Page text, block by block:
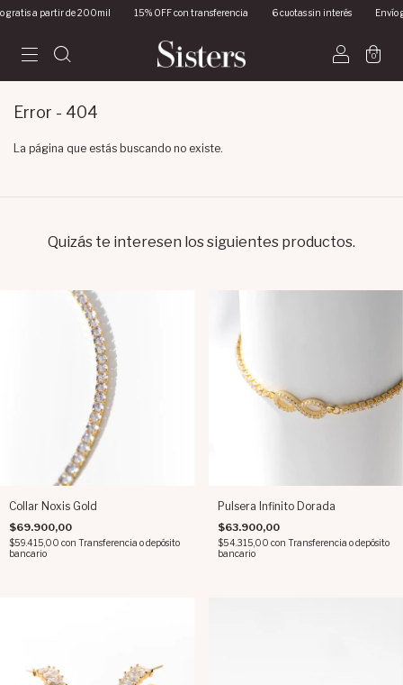
a partir de 200mil 15% OFF con transferencia 6 cuotas sin interés Envío
0
Error - 404
La página que estás buscando no existe.
Quizás te interesen los siguientes productos.
Collar Noxis Gold
$69.900,00
$59.415,00 con Transferencia o depósito
bancario
Pulsera Infinito Dorada
$63.900,00
$54.315,00 con Transferencia o depósito
bancario